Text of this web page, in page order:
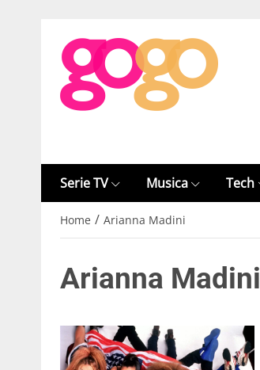
Serie TV Musica Tech
Home / Arianna Madini
Arianna Madini